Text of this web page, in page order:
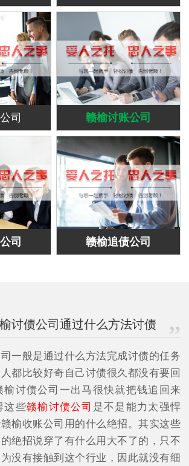
司 赣榆讨账公司
司 赣榆追债公司
讨债公司通过什么方法讨债
般是通过什么方法完成讨债的任务
都比较好奇自己讨债很久都没有要回
榆讨债公司一出马很快就把钱追回来
这些赣榆讨债公司 是不是能力太强悍
榆收账公司用的什么绝招。其实这些
绝招说穿了有什么用大不了的，只不
没有接触到这个行业，因此就没有细